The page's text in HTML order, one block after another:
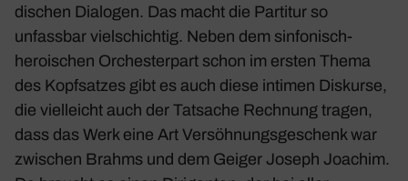
dischen Dialogen. Das macht die Partitur so
unfassbar viel­schichtig. Neben dem sinfo­nisch-
heroi­schen Orches­ter­part schon im ersten Thema
des Kopf­satzes gibt es auch diese intimen Diskurse,
die viel­leicht auch der Tatsache Rech­nung tragen,
dass das Werk eine Art Versöh­nungs­ge­schenk war
zwischen Brahms und dem Geiger Joseph Joachim.